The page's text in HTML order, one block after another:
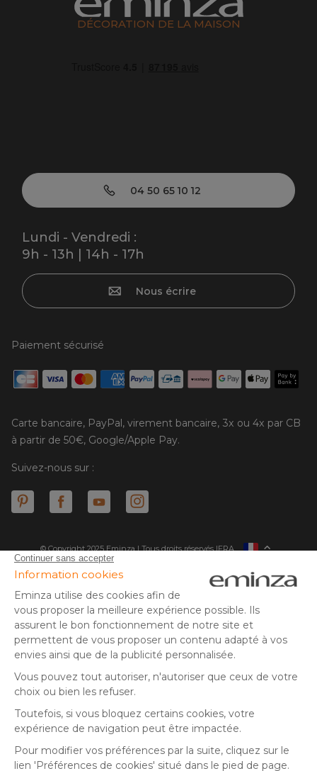
DÉCORATION DE LA MAISON
04 50 65 10 12
Lundi - Vendredi :
9h - 13h | 14h - 17h
Nous écrire
Paiement sécurisé
Carte bancaire, PayPal, virement bancaire, 3x ou 4x par CB
à partir de 50€, Google/Apple Pay.
Suivez-nous sur :
© Copyright 2025 Eminza | Tous droits réservés |
ESPAÑA
NEDERLAND
SUISSE
DANMARK
FRA
* Vous disposez de 30 jours (à compter de la réception ou du
retrait de votre colis) pour effectuer un retour de produits et
** Expédition le jour même pour toute commande passée avant